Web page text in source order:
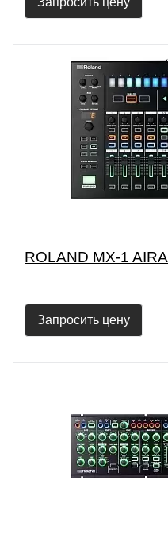
ROLAND MX-1 AIRA
Запросить цену